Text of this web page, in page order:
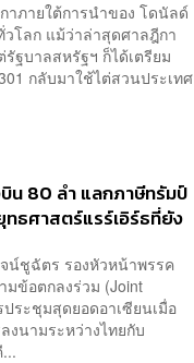
าภายใต้การนำของ โดนัลด์
โลก แม้ว่าล่าสุดศาลฎีกา
ฐบาลสหรัฐฯ ก็ได้เตรียม
กลับมาใช้ไต่สวนประเทศ
น 80 ลำ แลกภาษีทรัมป์
ทธศาสตร์แรร์เอิร์ธที่ยัง
น์ชูฉัตร รองหัวหน้าพรรค
ข้อตกลงร่วม (Joint
ประชุมสุดยอดอาเซียนเมื่อ
นามระหว่างไทยกับ